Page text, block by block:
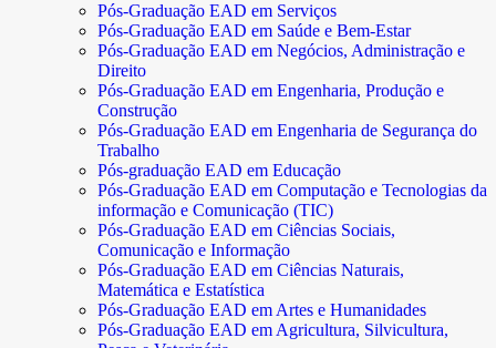
Pós-Graduação EAD em Serviços
Pós-Graduação EAD em Saúde e Bem-Estar
Pós-Graduação EAD em Negócios, Administração e
Direito
Pós-Graduação EAD em Engenharia, Produção e
Construção
Pós-Graduação EAD em Engenharia de Segurança do
Trabalho
Pós-graduação EAD em Educação
Pós-Graduação EAD em Computação e Tecnologias da
informação e Comunicação (TIC)
Pós-Graduação EAD em Ciências Sociais,
Comunicação e Informação
Pós-Graduação EAD em Ciências Naturais,
Matemática e Estatística
Pós-Graduação EAD em Artes e Humanidades
Pós-Graduação EAD em Agricultura, Silvicultura,